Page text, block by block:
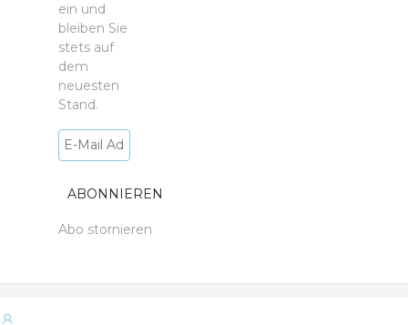
ein und
bleiben Sie
stets auf
dem
neuesten
Stand.
Abo stornieren